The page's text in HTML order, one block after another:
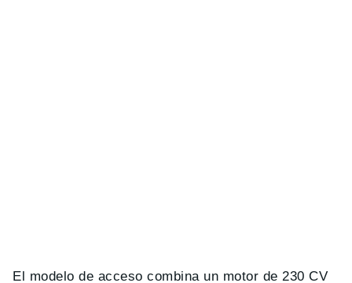
El modelo de acceso combina un motor de 230 CV